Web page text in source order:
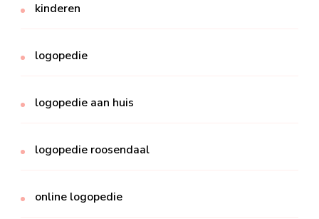
kinderen
logopedie
logopedie aan huis
logopedie roosendaal
online logopedie